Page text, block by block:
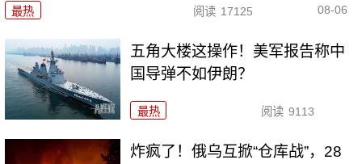
最热 阅读 17125 08-06
五角大楼这操作！美军报告称中
国导弹不如伊朗？
最热 阅读 9113
炸疯了！俄乌互掀“仓库战”，28